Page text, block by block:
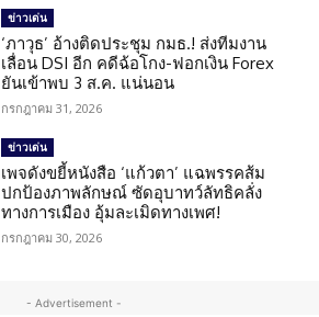
ข่าวเด่น
‘ภาวุธ’ อ้างติดประชุม กมธ.! ส่งทีมงาน
เลื่อน DSI อีก คดีฉ้อโกง-ฟอกเงิน Forex
ยันเข้าพบ 3 ส.ค. แน่นอน
กรกฎาคม 31, 2026
ข่าวเด่น
เพจดังขยี้หนังสือ ‘แก้วตา’ แฉพรรคส้ม
ปกป้องภาพลักษณ์ ซัดอุบาทว์ลัทธิคลั่ง
ทางการเมือง อุ้มละเมิดทางเพศ!
กรกฎาคม 30, 2026
- Advertisement -